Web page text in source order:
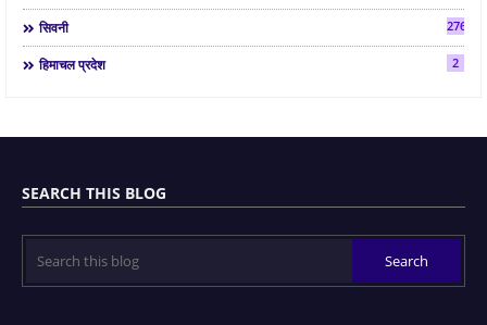
सिवनी 2763
हिमाचल प्रदेश 2
SEARCH THIS BLOG